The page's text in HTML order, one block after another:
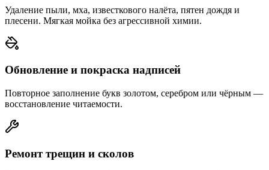
Удаление пыли, мха, известкового налёта, пятен дождя и
плесени. Мягкая мойка без агрессивной химии.
Обновление и покраска надписей
Повторное заполнение букв золотом, серебром или чёрным —
восстановление читаемости.
Ремонт трещин и сколов